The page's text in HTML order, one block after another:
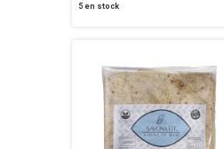
5en stock